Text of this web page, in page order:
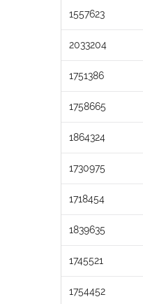
1557623
2033204
1751386
1758665
1864324
1730975
1718454
1839635
1745521
1754452